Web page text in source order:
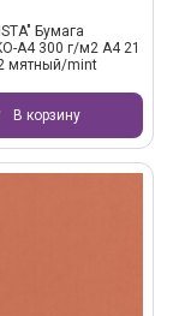
Бумага
A4 300 г/м2 A4 21
мятный/mint
В корзину